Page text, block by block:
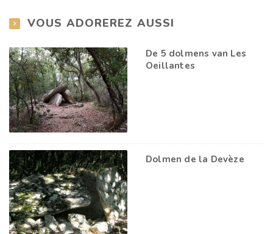
VOUS ADOREREZ AUSSI
De 5 dolmens van Les
Oeillantes
Dolmen de la Devèze